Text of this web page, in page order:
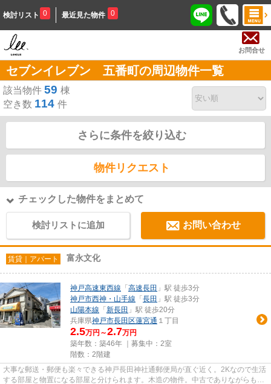
検討リスト 0 最近見た物件 0
お問合せ
セブンイレブン 五番町の周辺物件一覧
該当物件 59 棟
空き数 114 件
さらに条件を絞り込む
物件リクエスト
チェックした物件をまとめて
検討リストに追加 お問い合わせ
賃貸｜アパート 富永文化
神戸高速東西線 「 高速長田 」駅 徒歩3分
神戸市西神・山手線 「 長田 」駅 徒歩3分
山陽本線 「 新長田 」駅 徒歩20分
兵庫県神戸市長田区蓮宮通 １丁目
2.5万円～2.7万円
築年数：築46年 ｜募集中： 2室
階数：2階建
大事な郵送・郵便も楽々できる神戸長田神社通郵便局が直ぐ近く。2Kなので生活
する部屋と物置になる部屋と分けられます。木造の物件。中古でありながらも綺